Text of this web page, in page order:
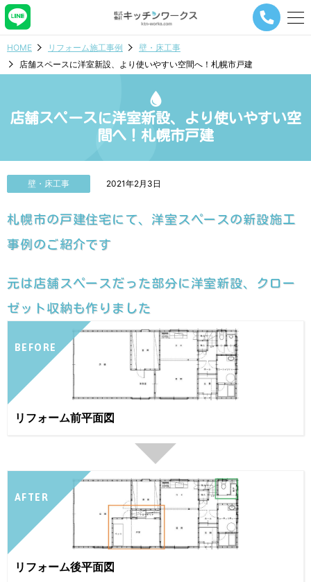
メ
ナ
ー
シ
ボ
HOME リフォーム施工事例
壁・床工事
店舗スペースに洋室新設、より使いやすい空間へ！札幌市戸建
店舗スペースに洋室新設、より使いやすい空
間へ！札幌市戸建
壁・床工事 2021年2月3日
札幌市の戸建住宅にて、洋室スペースの新設施工
事例のご紹介です
元は店舗スペースだった部分に洋室新設、クロー
ゼット収納も作りました
BEFORE
リフォーム前平面図
AFTER
リフォーム後平面図